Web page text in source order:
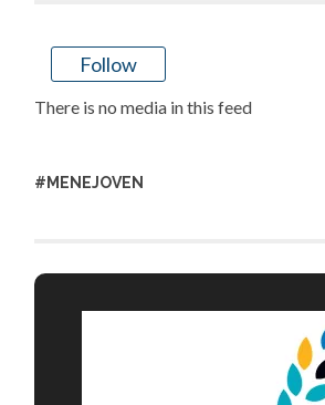
Follow
There is no media in this feed
#MENEJOVEN